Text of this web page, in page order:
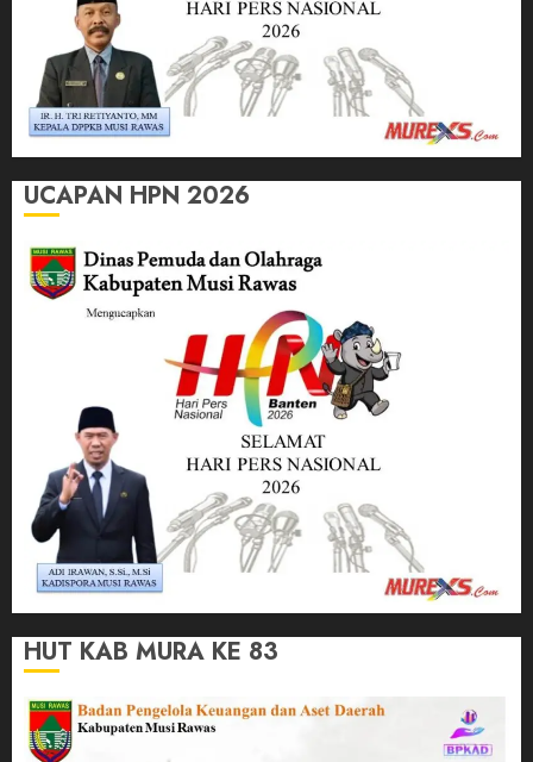
UCAPAN HPN 2026
HUT KAB MURA KE 83